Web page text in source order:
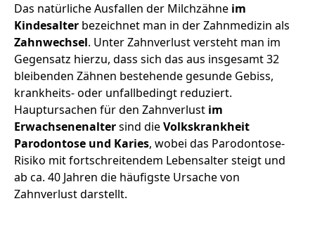
Das natürliche Ausfallen der Milchzähne im
Kindesalter bezeichnet man in der Zahnmedizin als
Zahnwechsel. Unter Zahnverlust versteht man im
Gegensatz hierzu, dass sich das aus insgesamt 32
bleibenden Zähnen bestehende gesunde Gebiss,
krankheits- oder unfallbedingt reduziert.
Hauptursachen für den Zahnverlust im
Erwachsenenaltersind dieVolkskrankheit
Parodontose und Karies, wobei das Parodontose-
Risiko mit fortschreitendem Lebensalter steigt und
ab ca. 40 Jahren die häufigste Ursache von
Zahnverlust darstellt.